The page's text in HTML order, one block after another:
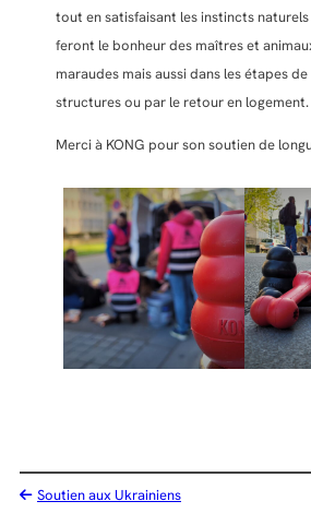
tout en satisfaisant les instincts
feront le bonheur des maîtres et
maraudes mais aussi dans les étapes
structures ou par le retour en logement.
Merci à KONG pour son soutien de
Soutien aux Ukrainiens